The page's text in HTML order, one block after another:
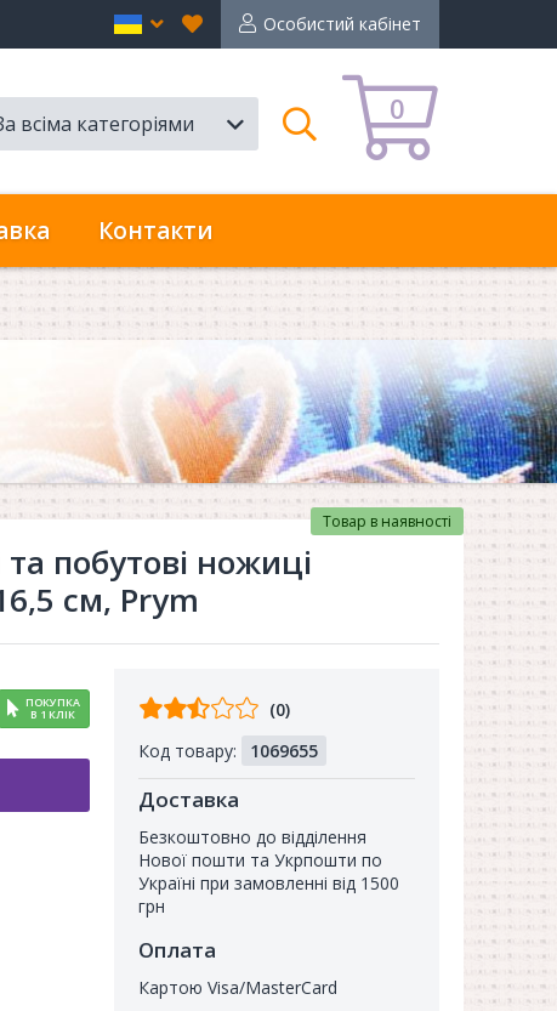
Особистий кабінет
Вибране
en
0
всіма категоріями
Пошук
Контакти
побутові ножиці
см, Prym
Товар в наявності
ПОКУПКА
В 1 КЛІК
Відгуків
покупців
(0)
Код товару:
1069655
Доставка
Безкоштовно до відділення
Нової пошти та Укрпошти по
Україні при замовленні від 1500
грн
Оплата
Картою Visa/MasterCard